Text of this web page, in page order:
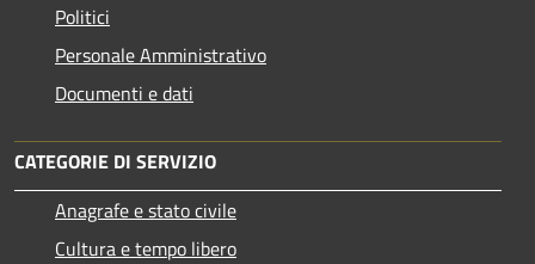
Politici
Personale Amministrativo
Documenti e dati
CATEGORIE DI SERVIZIO
Anagrafe e stato civile
Cultura e tempo libero